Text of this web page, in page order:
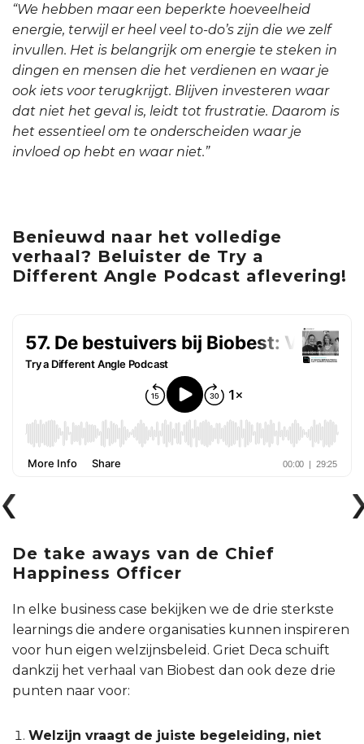
“We hebben maar een beperkte hoeveelheid
energie, terwijl er heel veel to-do’s zijn die we zelf
invullen. Het is belangrijk om energie te steken in
dingen en mensen die het verdienen en waar je
ook iets voor terugkrijgt. Blijven investeren waar
dat niet het geval is, leidt tot frustratie. Daarom is
het essentieel om te onderscheiden waar je
invloed op hebt en waar niet.”
Benieuwd naar het volledige
verhaal? Beluister de Try a
Different Angle Podcast aflevering!
De take aways van de Chief
Happiness Officer
In elke business case bekijken we de drie sterkste
learnings die andere organisaties kunnen inspireren
voor hun eigen welzijnsbeleid. Griet Deca schuift
dankzij het verhaal van Biobest dan ook deze drie
punten naar voor:
Welzijn vraagt de juiste begeleiding, niet